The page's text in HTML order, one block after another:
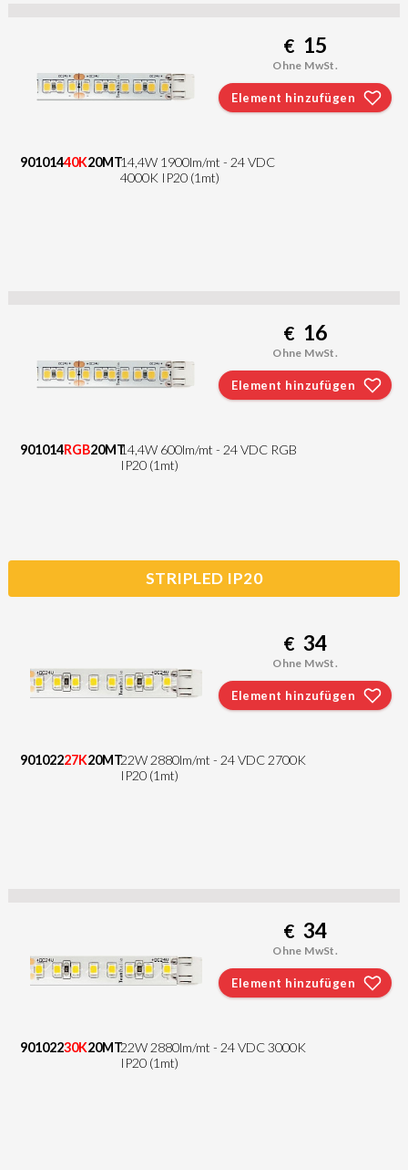
90101440K20MT14,4W 1900lm/mt - 24 VDC
4000K IP20 (1mt)
€ 15
Ohne MwSt.
Element hinzufügen
901014RGB20MT14,4W 600lm/mt - 24 VDC RGB
IP20 (1mt)
€ 16
Ohne MwSt.
Element hinzufügen
STRIPLED IP20
90102227K20MT22W 2880lm/mt - 24 VDC 2700K
IP20 (1mt)
€ 34
Ohne MwSt.
Element hinzufügen
90102230K20MT22W 2880lm/mt - 24 VDC 3000K
IP20 (1mt)
€ 34
Ohne MwSt.
Element hinzufügen